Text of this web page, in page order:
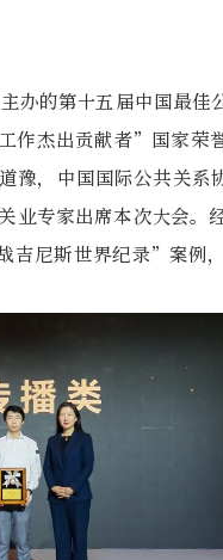
的第十五届中国最佳
作杰出贡献者”国家荣
豫，中国国际公共关系
业专家出席本次大会。
尼斯世界纪录”案例